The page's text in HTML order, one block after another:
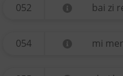
052 bai zi
054 mi